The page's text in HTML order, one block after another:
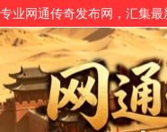
专业网通传奇发布网，汇集